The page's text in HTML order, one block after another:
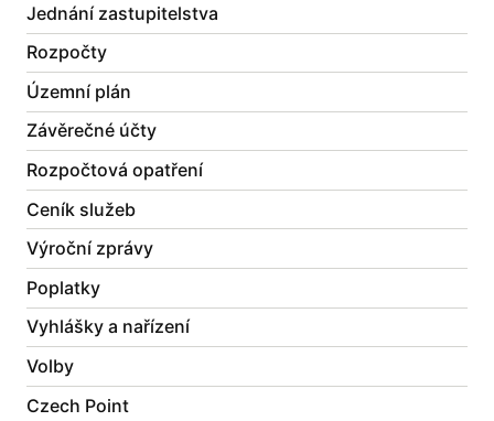
Jednání zastupitelstva
Rozpočty
Územní plán
Závěrečné účty
Rozpočtová opatření
Ceník služeb
Výroční zprávy
Poplatky
Vyhlášky a nařízení
Volby
Czech Point